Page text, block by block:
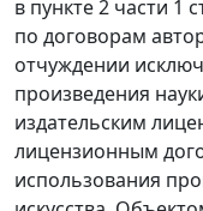
в пункте 2 части 1
по договорам
отчуждении
произведения
издательским
лицензионным
использования